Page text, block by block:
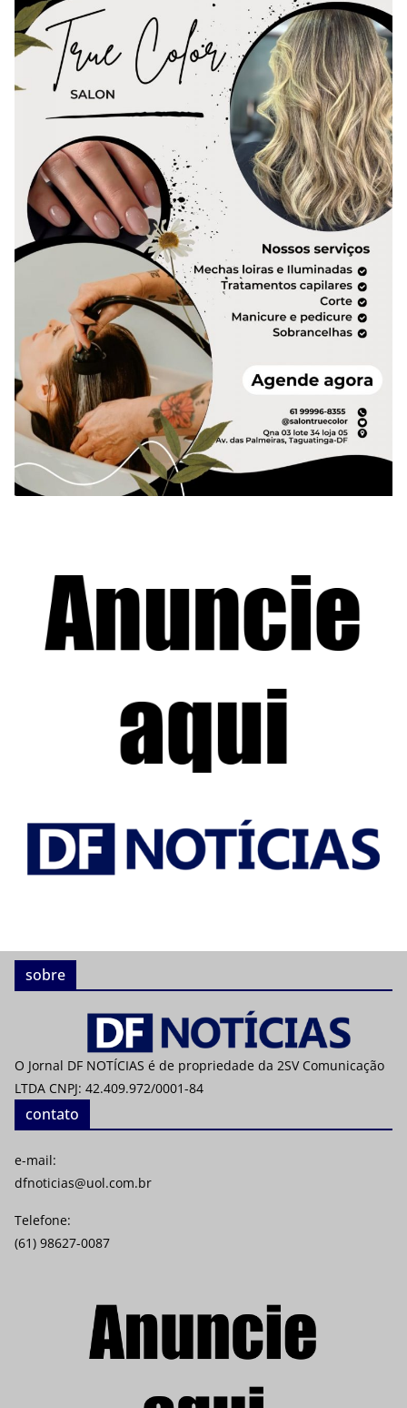
sobre
O Jornal DF NOTÍCIAS é de propriedade da 2SV Comunicação
LTDA CNPJ: 42.409.972/0001-84
contato
e-mail:
dfnoticias@uol.com.br
Telefone:
(61) 98627-0087